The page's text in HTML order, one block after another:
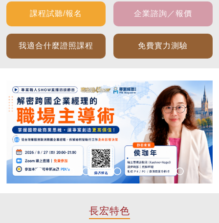
課程試聽/報名 企業諮詢／報價
我適合什麼證照課程 免費實力測驗
長宏特色